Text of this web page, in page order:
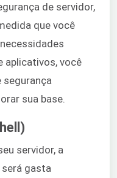
de servidor,
que você
aplicativos, você
segurança
sua base.
servidor, a
gasta